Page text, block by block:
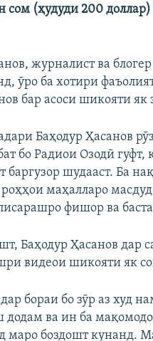
сом (ҳудуди 200
журналист ва
ӯро ба хотири
бар асоси шикояти як
Баҳодур Ҳасанов
бо Радиои Озодӣ
баргузор шудааст. Ба
маҳалларо
фишор ва
Баҳодур Ҳасанов
видеои шикояти як
бораи бо зӯр аз худ
додам ва ин ба
маро боздошт кунанд.